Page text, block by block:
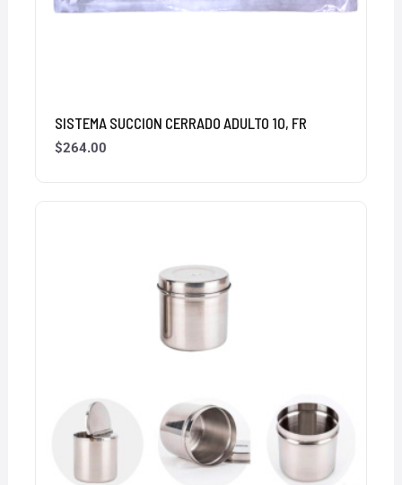
SISTEMA SUCCION CERRADO ADULTO 10, FR
$264.00